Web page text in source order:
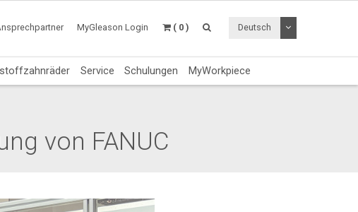
MyGleason Login ( 0 ) Deutsch Dropdown
Service Schulungen MyWorkpiece
von FANUC